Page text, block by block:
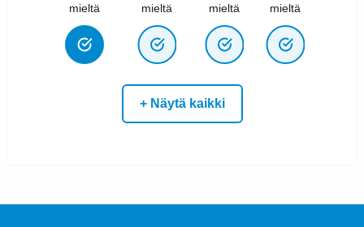
mieltä
mieltä
mieltä
mieltä
+ Näytä kaikki